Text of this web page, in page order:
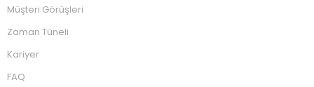
Müşteri Görüşleri
Zaman Tüneli
Kariyer
FAQ